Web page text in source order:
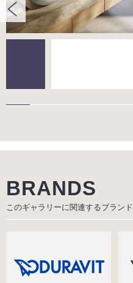
BRANDS
このギャラリーに関連するブランド